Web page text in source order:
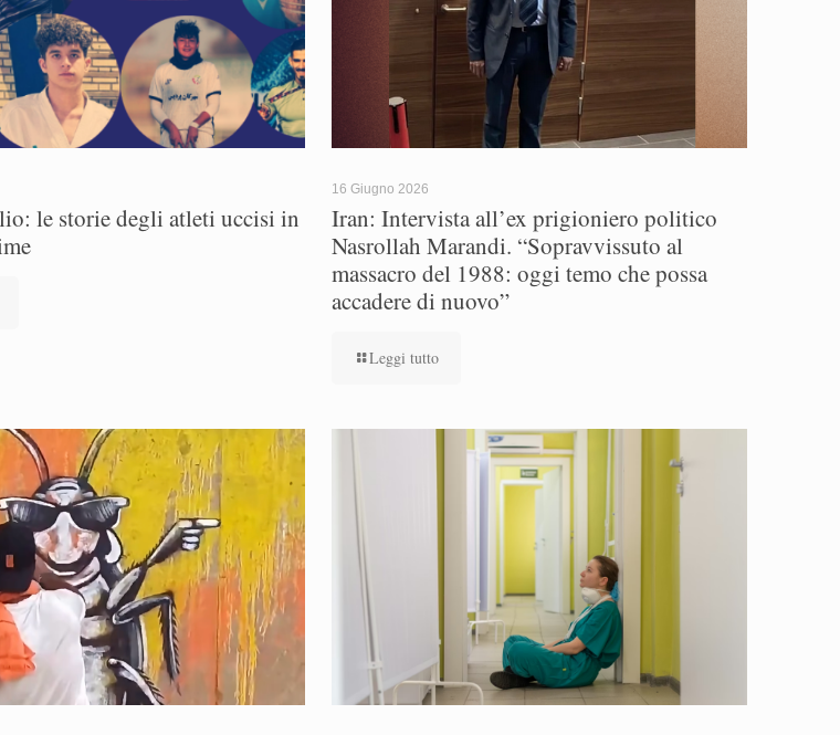
le storie degli atleti uccisi in
16 Giugno 2026
Iran: Intervista all’ex prigioniero politico
Nasrollah Marandi. “Sopravvissuto al
massacro del 1988: oggi temo che possa
accadere di nuovo”
Leggi tutto